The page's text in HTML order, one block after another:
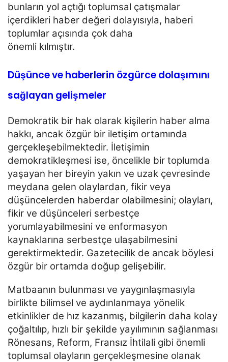
bunların yol açtığı toplumsal çatışmalar
içerdikleri haber değeri dolayısıyla, haberi
toplumlar açısında çok daha
önemli kılmıştır.
Düşünce ve haberlerin özgürce dolaşımını
sağlayan gelişmeler
Demokratik bir hak olarak kişilerin haber alma
hakkı, ancak özgür bir iletişim ortamında
gerçekleşebilmektedir. İletişimin
demokratikleşmesi ise, öncelikle bir toplumda
yaşayan her bireyin yakın ve uzak çevresinde
meydana gelen olaylardan, fikir veya
düşüncelerden haberdar olabilmesini; olayları,
fikir ve düşünceleri serbestçe
yorumlayabilmesini ve enformasyon
kaynaklarına serbestçe ulaşabilmesini
gerektirmektedir. Gazetecilik de ancak böylesi
özgür bir ortamda doğup gelişebilir.
Matbaanın bulunması ve yaygınlaşmasıyla
birlikte bilimsel ve aydınlanmaya yönelik
etkinlikler de hız kazanmış, bilgilerin daha kolay
çoğaltılıp, hızlı bir şekilde yayılımının sağlanması
Rönesans, Reform, Fransız İhtilali gibi önemli
toplumsal olayların gerçekleşmesine olanak